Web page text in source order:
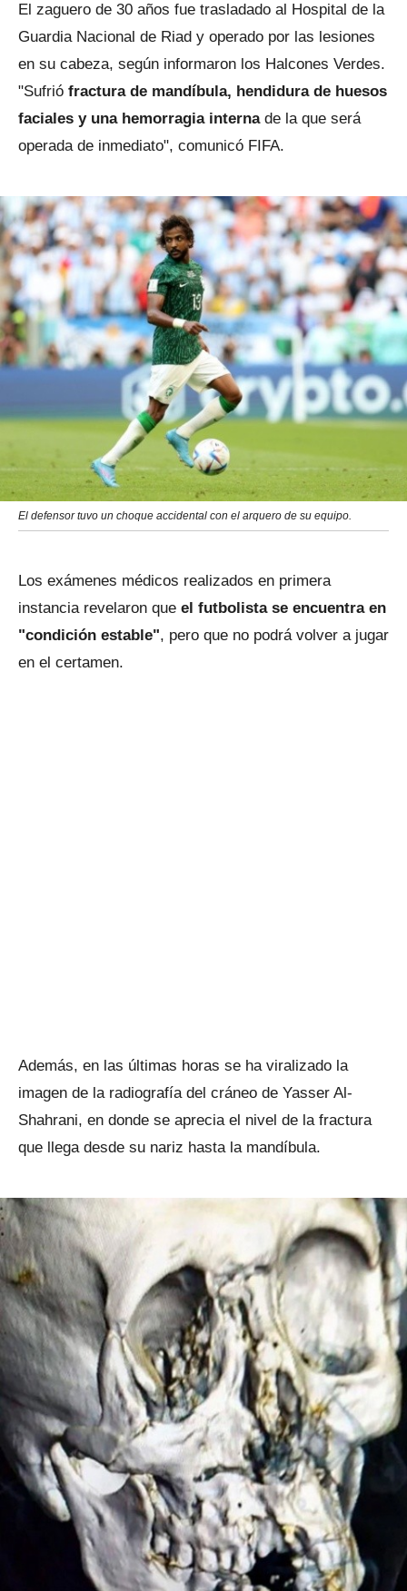
El zaguero de 30 años fue trasladado al Hospital de la
Guardia Nacional de Riad y operado por las lesiones
en su cabeza, según informaron los Halcones Verdes.
"Sufrió fractura de mandíbula, hendidura de huesos
faciales y una hemorragia internade la que será
operada de inmediato", comunicó FIFA.
El defensor tuvo un choque accidental con el arquero de su equipo.
Los exámenes médicos realizados en primera
instancia revelaron que el futbolista se encuentra en
"condición estable", pero que no podrá volver a jugar
en el certamen.
Además, en las últimas horas se ha viralizado la
imagen de la radiografía del cráneo de Yasser Al-
Shahrani, en donde se aprecia el nivel de la fractura
que llega desde su nariz hasta la mandíbula.